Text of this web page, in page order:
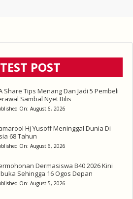
POST
Share Tips Menang Dan Jadi 5 Pembeli
Sambal Nyet Bilis
On: August 6, 2026
Hj Yusoff Meninggal Dunia Di
68 Tahun
On: August 6, 2026
Dermasiswa B40 2026 Kini
Sehingga 16 Ogos Depan
On: August 5, 2026